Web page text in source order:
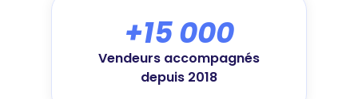
+15 000
Vendeurs accompagnés
depuis 2018